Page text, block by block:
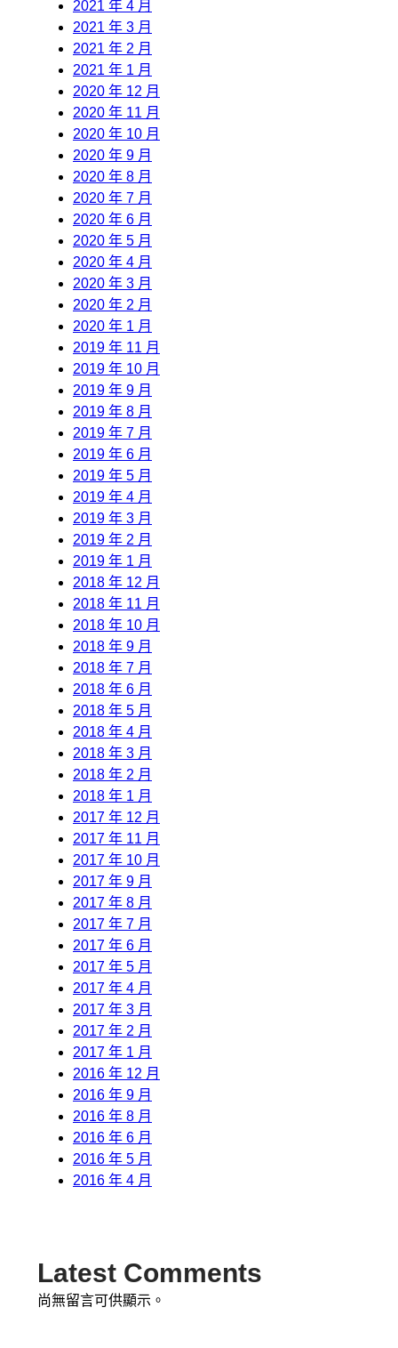
2021 年 4 月
2021 年 3 月
2021 年 2 月
2021 年 1 月
2020 年 12 月
2020 年 11 月
2020 年 10 月
2020 年 9 月
2020 年 8 月
2020 年 7 月
2020 年 6 月
2020 年 5 月
2020 年 4 月
2020 年 3 月
2020 年 2 月
2020 年 1 月
2019 年 11 月
2019 年 10 月
2019 年 9 月
2019 年 8 月
2019 年 7 月
2019 年 6 月
2019 年 5 月
2019 年 4 月
2019 年 3 月
2019 年 2 月
2019 年 1 月
2018 年 12 月
2018 年 11 月
2018 年 10 月
2018 年 9 月
2018 年 7 月
2018 年 6 月
2018 年 5 月
2018 年 4 月
2018 年 3 月
2018 年 2 月
2018 年 1 月
2017 年 12 月
2017 年 11 月
2017 年 10 月
2017 年 9 月
2017 年 8 月
2017 年 7 月
2017 年 6 月
2017 年 5 月
2017 年 4 月
2017 年 3 月
2017 年 2 月
2017 年 1 月
2016 年 12 月
2016 年 9 月
2016 年 8 月
2016 年 6 月
2016 年 5 月
2016 年 4 月
Latest Comments
尚無留言可供顯示。